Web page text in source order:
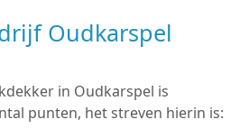
Oudkarspel
in Oudkarspel is
punten, het streven hierin is: